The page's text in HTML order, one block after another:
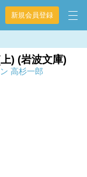
新規会員登録
) (岩波文庫)
高杉一郎